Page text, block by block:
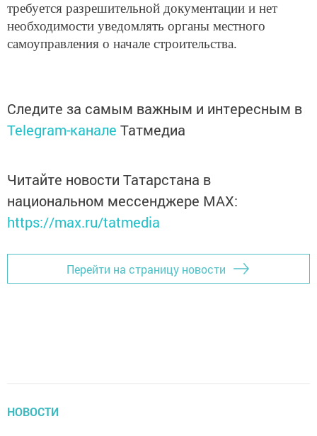
требуется разрешительной документации и нет
необходимости уведомлять органы местного
самоуправления о начале строительства.
Следите за самым важным и интересным в
Telegram-канале Татмедиа
Читайте новости Татарстана в
национальном мессенджере MАХ:
https://max.ru/tatmedia
Перейти на страницу новости
НОВОСТИ